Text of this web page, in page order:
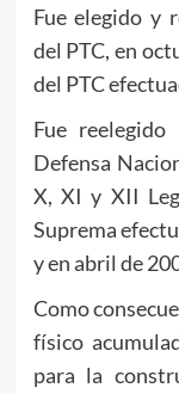
Fue elegido y
del PTC, en
del PTC
Fue
Defensa
X, XI y XII
Suprema
y en abril de
Como
físico
para la